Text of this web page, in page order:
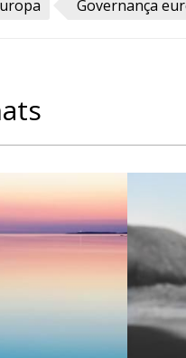
Governança